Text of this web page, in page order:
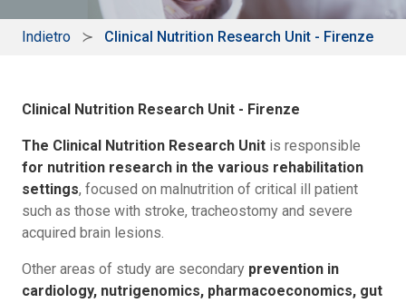
Indietro Clinical Nutrition Research Unit - Firenze
Clinical Nutrition Research Unit - Firenze
The Clinical Nutrition Research Unit is responsible
for nutrition research in the various rehabilitation
settings, focused on malnutrition of critical ill patient
such as those with stroke, tracheostomy and severe
acquired brain lesions.
Other areas of study are secondary prevention in
cardiology, nutrigenomics, pharmacoeconomics, gut